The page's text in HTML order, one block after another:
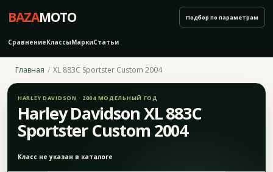
BAZAMOTO
СравнениеКлассыМаркиСтатьи
Подбор по параметрам
Главная XL 883C Sportster Custom 2004
HARLEY DAVIDSON · 2004 МОДЕЛЬНЫЙ ГОД
Harley Davidson XL 883C
Sportster Custom 2004
Класс не указан в каталоге